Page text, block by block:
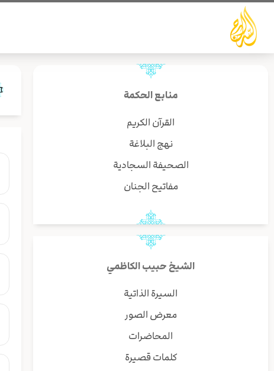
تخطي
المحتوى
منابع الحكمة
القرآن الكريم
نهج البلاغة
الصحيفة السجادية
مفاتيح الجنان
الشيخ حبيب الكاظمي
السيرة الذاتية
معرض الصور
المحاضرات
كلمات قصيرة